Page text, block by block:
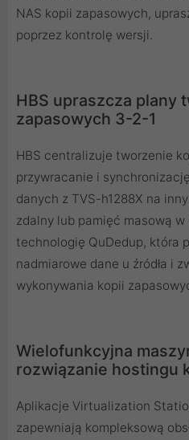
NAS kopii zapasowych,
poprzez kontrolę wersji.
HBS upraszcza plany
zapasowych 3-2-1
HBS centralizuje tworzenie
przywracanie i
danych z TVS-h1288X na
zdalny lub pamięć masową w
technologię QuDedup, która
nadmiarowe dane u źródła i
wykonywania kopii
Wielofunkcyjna
rozwiązanie hostingu
Aplikacje Virtualization
zapewniają kompleksową